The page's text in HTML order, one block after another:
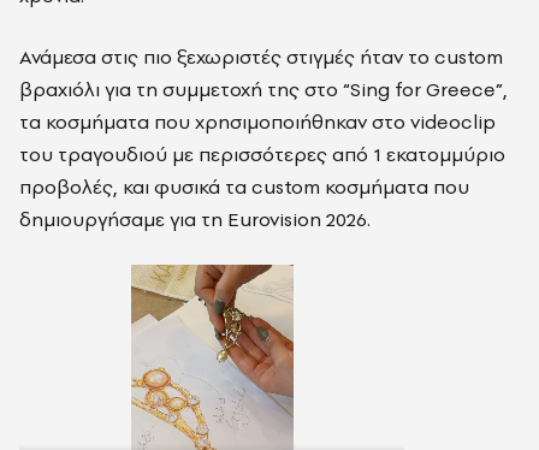
Ανάμεσα στις πιο ξεχωριστές στιγμές ήταν το custom
βραχιόλι για τη συμμετοχή της στο “Sing for Greece”,
τα κοσμήματα που χρησιμοποιήθηκαν στο videoclip
του τραγουδιού με περισσότερες από 1 εκατομμύριο
προβολές, και φυσικά τα custom κοσμήματα που
δημιουργήσαμε για τη Eurovision 2026.